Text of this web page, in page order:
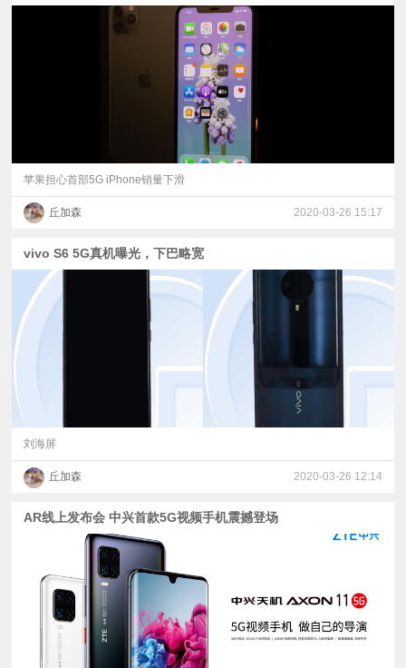
苹果担心首部5G iPhone销量下滑
丘加森 2020-03-26 15:17
vivo S6 5G真机曝光，下巴略宽
刘海屏
丘加森 2020-03-26 12:14
AR线上发布会 中兴首款5G视频手机震撼登场